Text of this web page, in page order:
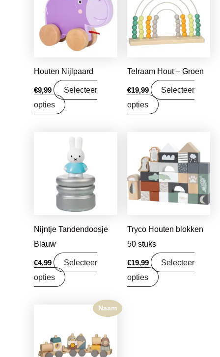
Houten Nijlpaard
€9,99
Selecteer
opties
Telraam Hout – Groen
€19,99
Selecteer
opties
Nijntje Tandendoosje
Blauw
€4,99
Selecteer
opties
Tryco Houten blokken
50 stuks
€19,99
Selecteer
opties
Naam